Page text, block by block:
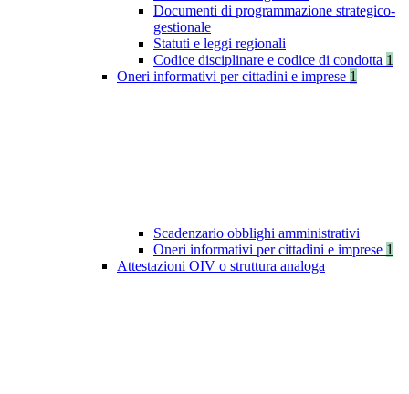
Documenti di programmazione strategico-
gestionale
Statuti e leggi regionali
Codice disciplinare e codice di condotta 1
Oneri informativi per cittadini e imprese 1
Scadenzario obblighi amministrativi
Oneri informativi per cittadini e imprese 1
Attestazioni OIV o struttura analoga